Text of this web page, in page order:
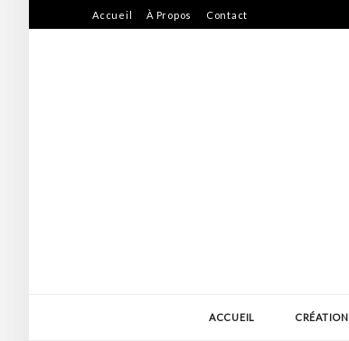
Accueil À Propos Contact
ACCUEIL CRÉATION